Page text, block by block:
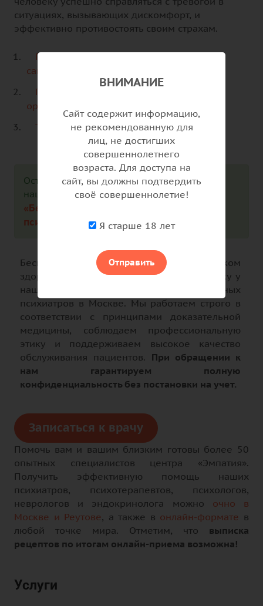
ситуациях, вызывающих дискомфорт, и
эффективно противостоять своим страхам.
Психолог рекомендует: книги для
самоподдержки при тревоге и стрессе
Последствия хронической тревоги для
организма
Тревога и страх
Остались вопросы? Задайте их бесплатно
нашим врачам в чате «ВКонтакте»:
«Бесплатная консультация врача-
психиатра»
или вTelegram-чате
Беспокоитесь о своем психическом
здоровье? Предлагаем пройти диагностику у
наших высококвалифицированных
психиатров в Москве. Мы работаем строго в
соответствии с принципами доказательной
медицины, соблюдаем профессиональную
этику и поддерживаем высокое качество
обслуживания пациентов. При обращении к
нам гарантируем полную
конфиденциальность без постановки на учет.
Записаться к врачу
Помочь вам и вашим близким готовы более 50
опытных специалистов центра «Эмпатия».
Получить эффективную помощь наших
психиатров, психотерапевтов, психологов,
неврологов и эндокринолога можно очно в
Москве и Реутове, а также в онлайн-формате в
любой точке мира. Отметим, что выписка
рецептов по итогам онлайн-приема возможна!
Услуги
ВНИМАНИЕ
Сайт содержит информацию,
не рекомендованную для
лиц, не достигших
совершеннолетнего
возраста. Для доступа на
сайт, вы должны подтвердить
своё совершеннолетие!
Я старше 18 лет
Отправить